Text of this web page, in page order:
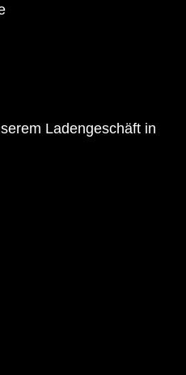
Ladengeschäft in